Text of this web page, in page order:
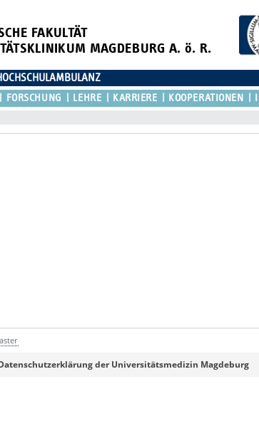
FAKULTÄT
MAGDEBURG A. ö. R.
FORSCHUNG LEHRE KARRIERE KOOPERATIONEN
der Universitätsmedizin Magdeburg